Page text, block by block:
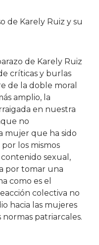
de Karely Ruiz y su
de Karely Ruiz
críticas y burlas
de la doble moral
amplio, la
en nuestra
no
mujer que ha sido
los mismos
sexual,
por tomar una
como es el
colectiva no
hacia las mujeres
patriarcales.